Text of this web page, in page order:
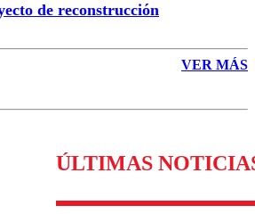
de reconstrucción
VER MÁS
ÚLTIMAS